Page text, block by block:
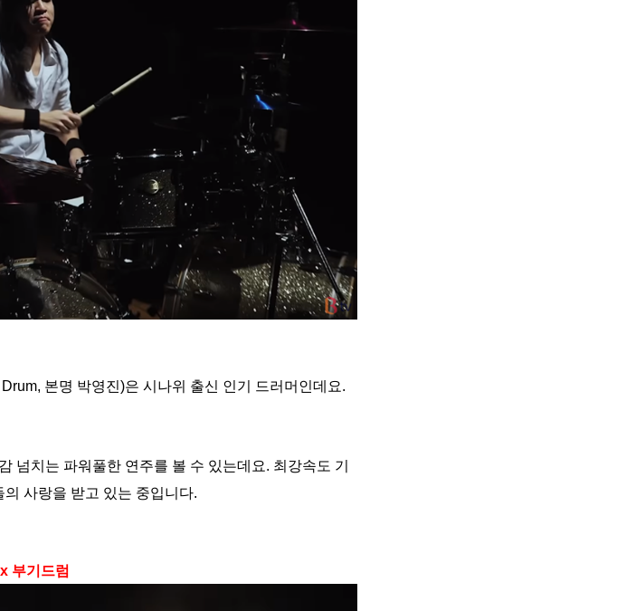
본명 박영진)은 시나위 출신 인기 드러머인데요.
넘치는 파워풀한 연주를 볼 수 있는데요. 최강속도 기
사랑을 받고 있는 중입니다.
부기드럼